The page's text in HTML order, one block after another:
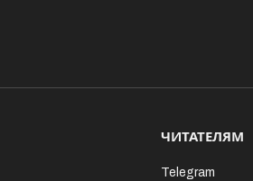
ЧИТАТЕЛЯМ
Telegram